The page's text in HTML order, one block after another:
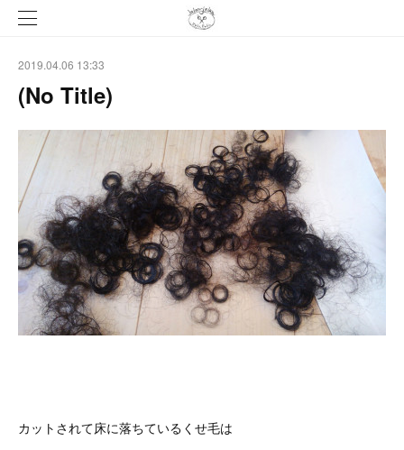
2019.04.06 13:33
(No Title)
カットされて床に落ちているくせ毛は